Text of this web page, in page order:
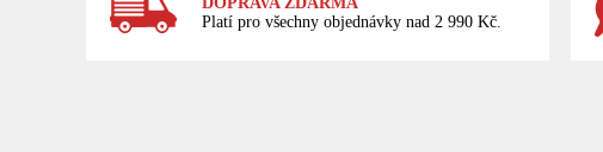
Platí pro všechny objednávky nad 2 990 Kč.